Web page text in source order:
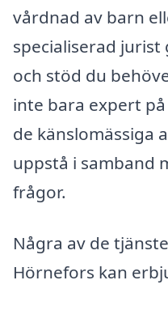
vårdnad av barn
specialiserad jurist
och stöd du
inte bara expert
de känslomässiga
uppstå i samband
frågor.
Några av de
Hörnefors kan